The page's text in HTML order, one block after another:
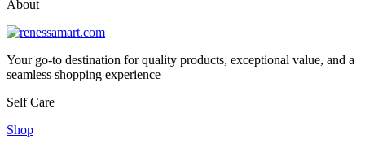
About
Your go-to destination for quality products, exceptional value, and a
seamless shopping experience
Self Care
Shop